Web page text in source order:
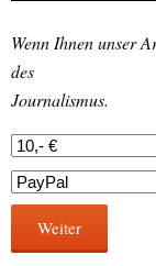
Wenn Ihnen unser
des
Journalismus.
Weiter